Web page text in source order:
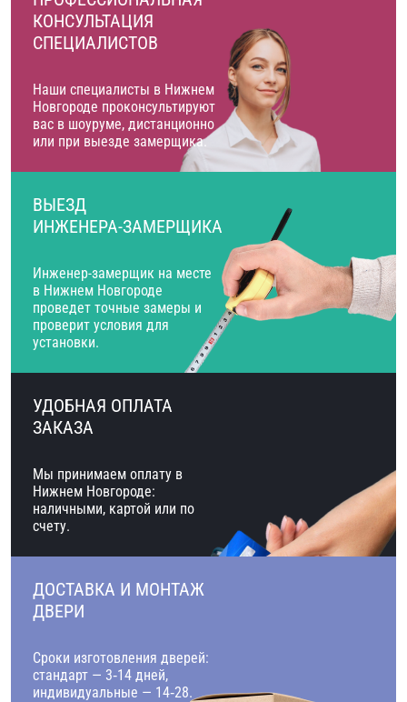
КОНСУЛЬТАЦИЯ
СПЕЦИАЛИСТОВ
Наши специалисты в Нижнем
Новгороде проконсультируют
вас в шоуруме, дистанционно
или при выезде замерщика.
ВЫЕЗД
ИНЖЕНЕРА-ЗАМЕРЩИКА
Инженер-замерщик на месте
в Нижнем Новгороде
проведет точные замеры и
проверит условия для
установки.
УДОБНАЯ ОПЛАТА
ЗАКАЗА
Мы принимаем оплату в
Нижнем Новгороде:
наличными, картой или по
счету.
ДОСТАВКА И МОНТАЖ
ДВЕРИ
Сроки изготовления дверей:
стандарт — 3‑14 дней,
индивидуальные — 14‑28.